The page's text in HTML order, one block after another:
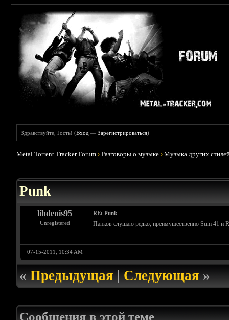
Здравствуйте, Гость! (Вход —Зарегистрироваться)
Metal Torrent Tracker Forum ›Разговоры о музыке ›Музыка других
Punk
lihdenis95
Unregistered
RE: Punk
Панков слушаю редко, преимущественно Sum 41 и
07-15-2011, 10:34 AM
«Предыдущая|Следующая»
Сообщения в этой теме